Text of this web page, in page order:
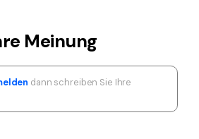
Meinung
dann schreiben Sie Ihre